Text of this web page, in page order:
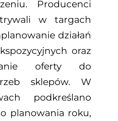
Producenci
w targach
działań
oraz
oferty do
sklepów. W
podkreślano
planowania roku,